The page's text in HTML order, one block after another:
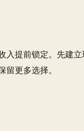
入提前锁定。先建
更多选择。